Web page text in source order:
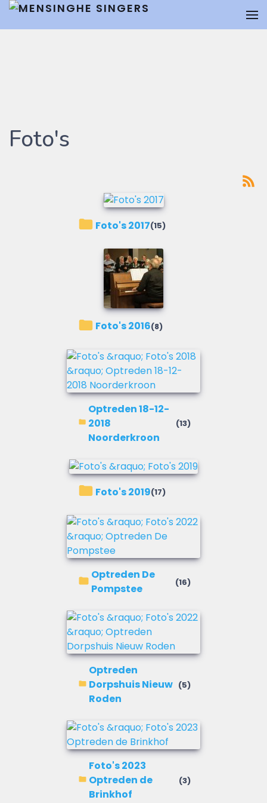
Foto's
Foto's 2017(15)
Foto's 2016(8)
Optreden 18-12-
2018
Noorderkroon
(13)
Foto's 2019(17)
Optreden De
Pompstee
(16)
Optreden
Dorpshuis Nieuw
Roden
(5)
Foto's 2023
Optreden de
Brinkhof
(3)